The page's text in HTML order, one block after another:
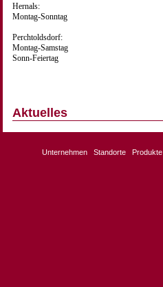
Hernals:
Montag-Sonntag
Perchtoldsdorf:
Montag-Samstag
Sonn-Feiertag
Aktuelles
Unternehmen Standorte Produkte